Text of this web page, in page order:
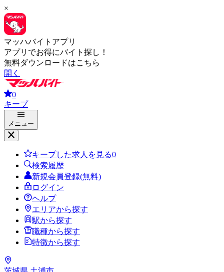
×
マッハバイトアプリ
アプリでお得にバイト探し！
無料ダウンロードはこちら
開く
0
キープ
メニュー
キープした求人を見る0
検索履歴
新規会員登録(無料)
ログイン
ヘルプ
エリアから探す
駅から探す
職種から探す
特徴から探す